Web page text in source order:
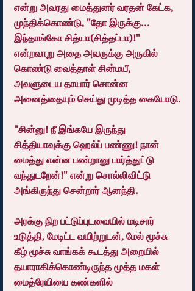
என்று அவரது மைத்துனர் வரதன் கேட்க,
முந்திக்கொண்டு, "தோ இருக்கு...
இந்தாங்கோ சித்யா(சித்தப்பா)!"
என்றவாறு அதை அவருக்கு அருகில்
கொண்டு வைத்தாள் சின்மயீ,
அவளுடைய தாயார் சொன்ன
அனைத்தையும் செய்து முடித்த கையோடு.
"சின்னு! நீ இங்கயே இருந்து
சித்தியாவுக்கு ஹெல்ப் பண்ணு! நான்
மைத்து என்ன பண்றானு பார்த்துட்டு
வந்துடறேன்!" என்று சொல்லிவிட்டு
அங்கிருந்து சென்றார் ஆனந்தி.
அரக்கு நிற பட்டுப்புடவையில் மடிசார்
உடுத்தி, மேடிட்ட வயிற்றுடன், மேல் மூச்சு
கீழ் மூச்சு வாங்கக் கூடத்து அறையில்
தயாராகிக்கொண்டிருந்த மூத்த மகள்
மைத்ரேயியை கண்களில்